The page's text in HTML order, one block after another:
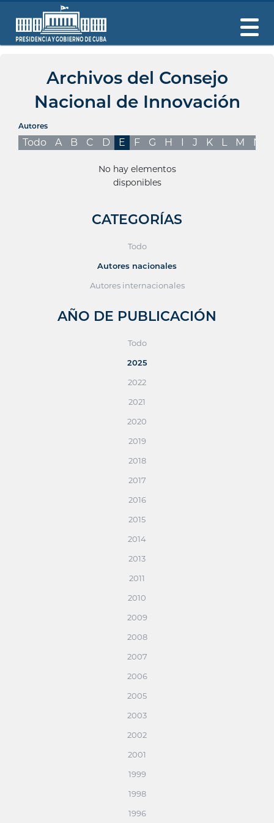
Archivos del Consejo
Nacional de Innovación
Autores
Todo A B C D E F G H I J K L M N
No hay elementos
disponibles
CATEGORÍAS
Todo
Autores nacionales
Autores internacionales
AÑO DE PUBLICACIÓN
Todo
2025
2022
2021
2020
2019
2018
2017
2016
2015
2014
2013
2011
2010
2009
2008
2007
2006
2005
2003
2002
2001
1999
1998
1996